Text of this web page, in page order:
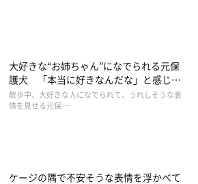
大好きな“お姉ちゃん”になでられる元保
護犬 「本当に好きなんだな」と感じる
表情にほっこり
散歩中、大好きな人になでられて、うれしそうな表
情を見せる元保 …
ケージの隅で不安そうな表情を浮かべて